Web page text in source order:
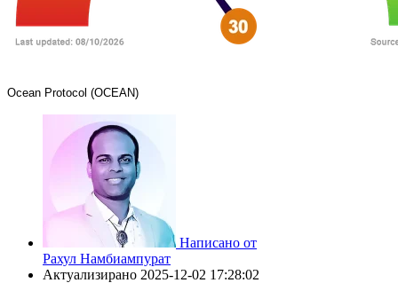
Ocean Protocol (OCEAN)
Написано от
Рахул Намбиампурат
Актуализирано 2025-12-02 17:28:02